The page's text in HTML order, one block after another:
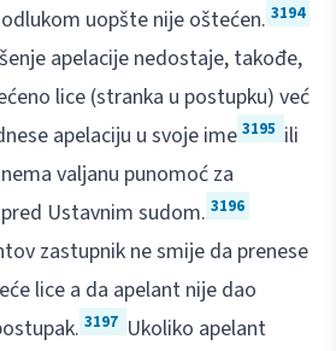
uopšte nije oštećen. 3194
apelacije nedostaje, takođe,
lice (stranka u postupku) već
apelaciju u svoje ime 3195 ili
valjanu punomoć za
Ustavnim sudom. 3196
zastupnik ne smije da prenese
lice a da apelant nije dao
3197 Ukoliko apelant